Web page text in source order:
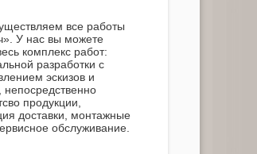
все работы
У нас вы можете
комплекс работ:
разработки с
эскизов и
непосредственно
продукции,
доставки, монтажные
обслуживание.